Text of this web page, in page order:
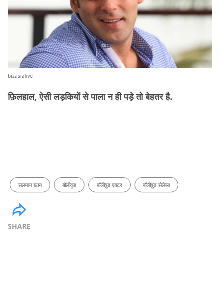
bizasialive
फ़िलहाल, ऐसी लड़कियों से पाला न ही पड़े तो बेहतर है.
सलमान खान बॉलीवुड बॉलीवुड एक्टर बॉलीवुड सेलेब्स
SHARE